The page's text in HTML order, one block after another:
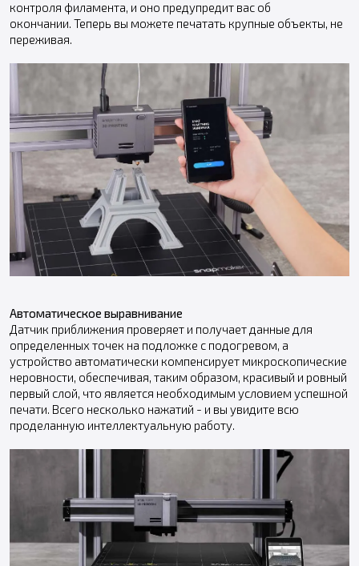
контроля филамента, и оно предупредит вас об
окончании. Теперь вы можете печатать крупные объекты, не
переживая.
Автоматическое выравнивание
Датчик приближения проверяет и получает данные для
определенных точек на подложке с подогревом, а
устройство автоматически компенсирует микроскопические
неровности, обеспечивая, таким образом, красивый и ровный
первый слой, что является необходимым условием успешной
печати. Всего несколько нажатий - и вы увидите всю
проделанную интеллектуальную работу.